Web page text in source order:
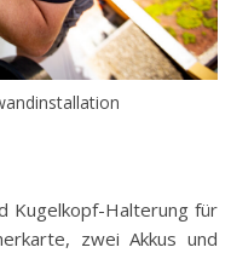
Kugelkopf-Halterung für
zwei Akkus und